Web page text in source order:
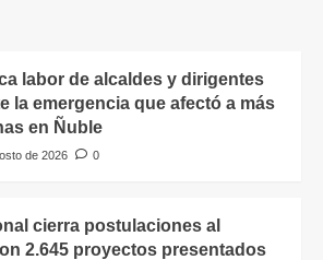
labor de alcaldes y dirigentes
la emergencia que afectó a más
en Ñuble
de 2026
0
cierra postulaciones al
2.645 proyectos presentados